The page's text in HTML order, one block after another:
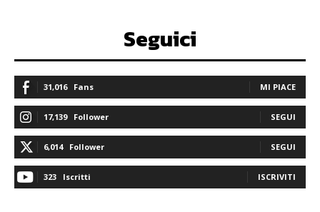
Seguici
31,016 Fans MI PIACE
17,139 Follower SEGUI
6,014 Follower SEGUI
323 Iscritti ISCRIVITI